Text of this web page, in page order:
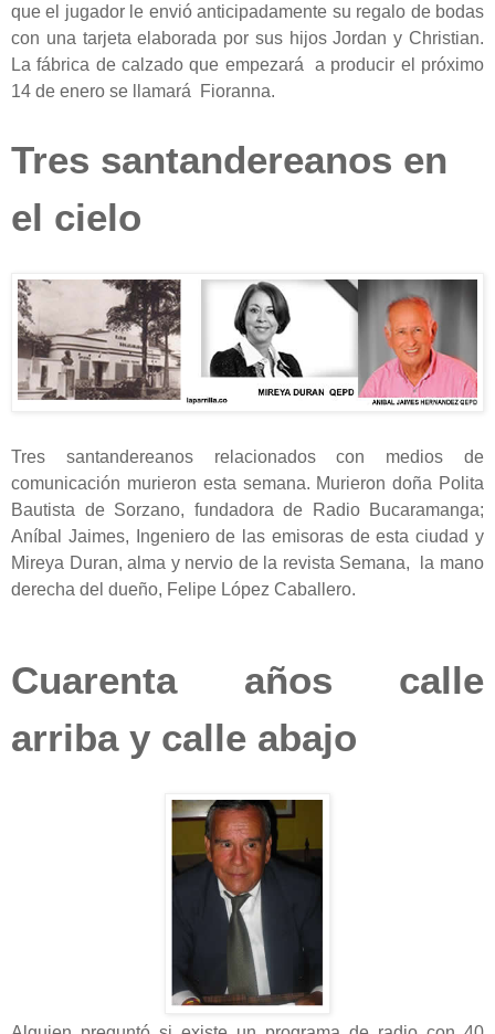
que el jugador le envió anticipadamente su regalo de bodas
con una tarjeta elaborada por sus hijos Jordan y Christian.
La fábrica de calzado que empezará a producir el próximo
14 de enero se llamará Fioranna.
Tres santandereanos en
el cielo
Tres santandereanos relacionados con medios de
comunicación murieron esta semana. Murieron doña Polita
Bautista de Sorzano, fundadora de Radio Bucaramanga;
Aníbal Jaimes, Ingeniero de las emisoras de esta ciudad y
Mireya Duran, alma y nervio de la revista Semana, la mano
derecha del dueño, Felipe López Caballero.
Cuarenta años calle
arriba y calle abajo